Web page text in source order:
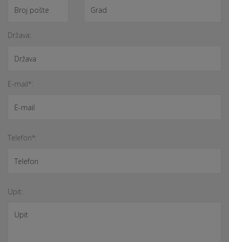
Država:
E-mail*:
Telefon*:
Upit: